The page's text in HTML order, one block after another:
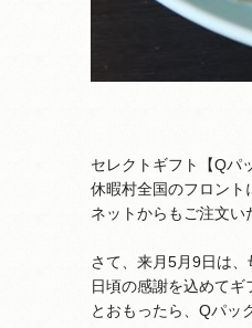
セレクトギフト【Qパ
休暇村全国のフロント
ネットからもご注文い
さて、来月5月9日は、
日頃の感謝を込めてギ
とおもったら、Qパッ